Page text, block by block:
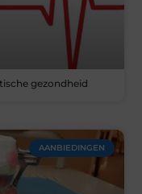
gezondheid
AANBIEDINGEN